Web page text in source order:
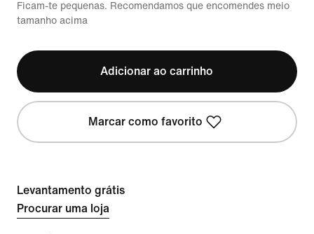
Ficam-te pequenas. Recomendamos que encomendes meio
tamanho acima
Adicionar ao carrinho
Marcar como favorito
Levantamento grátis
Procurar uma loja